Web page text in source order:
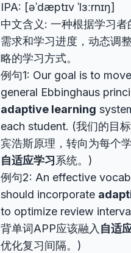
IPA: [əˈdæptɪv ˈlɜːrnɪŋ]
中文含义: 一种根据学习者
需求和学习进度，动态调
略的学习方式。
例句1: Our goal is to
general Ebbinghaus
adaptive learning
each student. (我们的目
宾浩斯原理，转向为每个
自适应学习系统。)
例句2: An effective
should incorporate
to optimize review
背单词APP应该融入 自适
优化复习间隔。)